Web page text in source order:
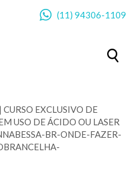
(11) 94306-1109
EXCLUSIVO DE
USO DE ÁCIDO OU LASER
BR-ONDE-FAZER-